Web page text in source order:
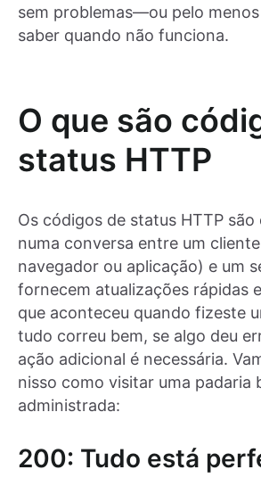
sem problemas—ou pelo
saber quando não funciona.
O que são
status HTTP
Os códigos de status HTTP são
numa conversa entre um
navegador ou aplicação) e um
fornecem atualizações rápidas
que aconteceu quando fizeste
tudo correu bem, se algo deu
ação adicional é necessária.
nisso como visitar uma padaria
administrada:
200: Tudo está